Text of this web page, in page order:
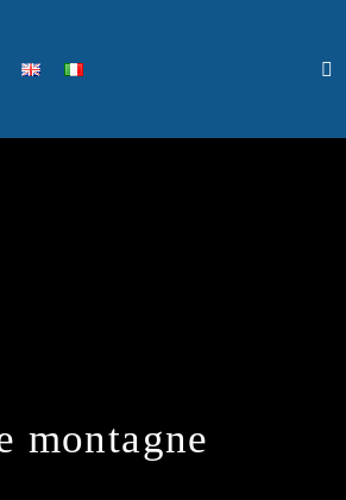
montagne